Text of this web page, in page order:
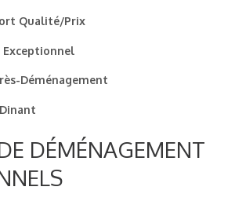
Qualité/Prix
Exceptionnel
Déménagement
DÉMÉNAGEMENT